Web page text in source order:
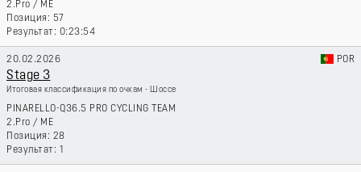
2.Pro / ME
57
0:23:54
20.02.2026 POR
Stage 3
Итоговая классификация по очкам - Шоссе
PINARELLO-Q36.5 PRO CYCLING TEAM
2.Pro / ME
28
1